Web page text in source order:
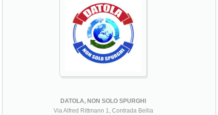
DATOLA, NON SOLO SPURGHI
Via Alfred Rittmann 1, Contrada Bellia